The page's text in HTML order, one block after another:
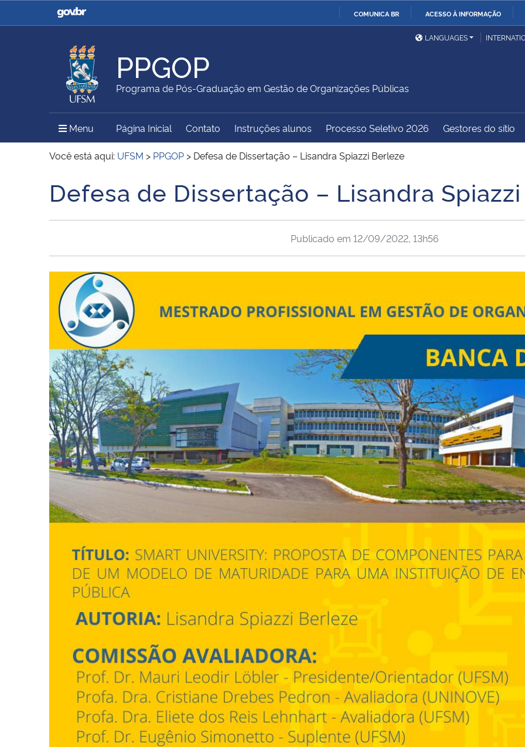
COMUNICA BR ACESSO À INFORMAÇÃO
Casa Civil
Ministério da Justiça e
Ministério da Defesa
Ministério das Relações
Exteriores
Ministério da Agricultura,
Pecuária e Abastecimento
Ministério da Educação
Ministério do Meio Ambiente Ministério do Turismo
Ministério do
Desenvolvimento Regional
Controladoria-Geral da
Secretaria de Governo
Gabinete de Segurança
Advocacia-Geral da União Banco Central do Brasil
LANGUAGES
PPGOP
Programa de Pós-Graduação em Gestão de Organizações Públicas
Menu Menu Principal do Sítio
Página Inicial Contato Instruções alunos Processo Seletivo 2026 Gestores do sítio
Você está aqui: UFSM > PPGOP > Defesa de Dissertação – Lisandra Spiazzi Berleze
Início do conteúdo
Defesa de Dissertação – Lisandra
Publicado em 12/09/2022, 13h56